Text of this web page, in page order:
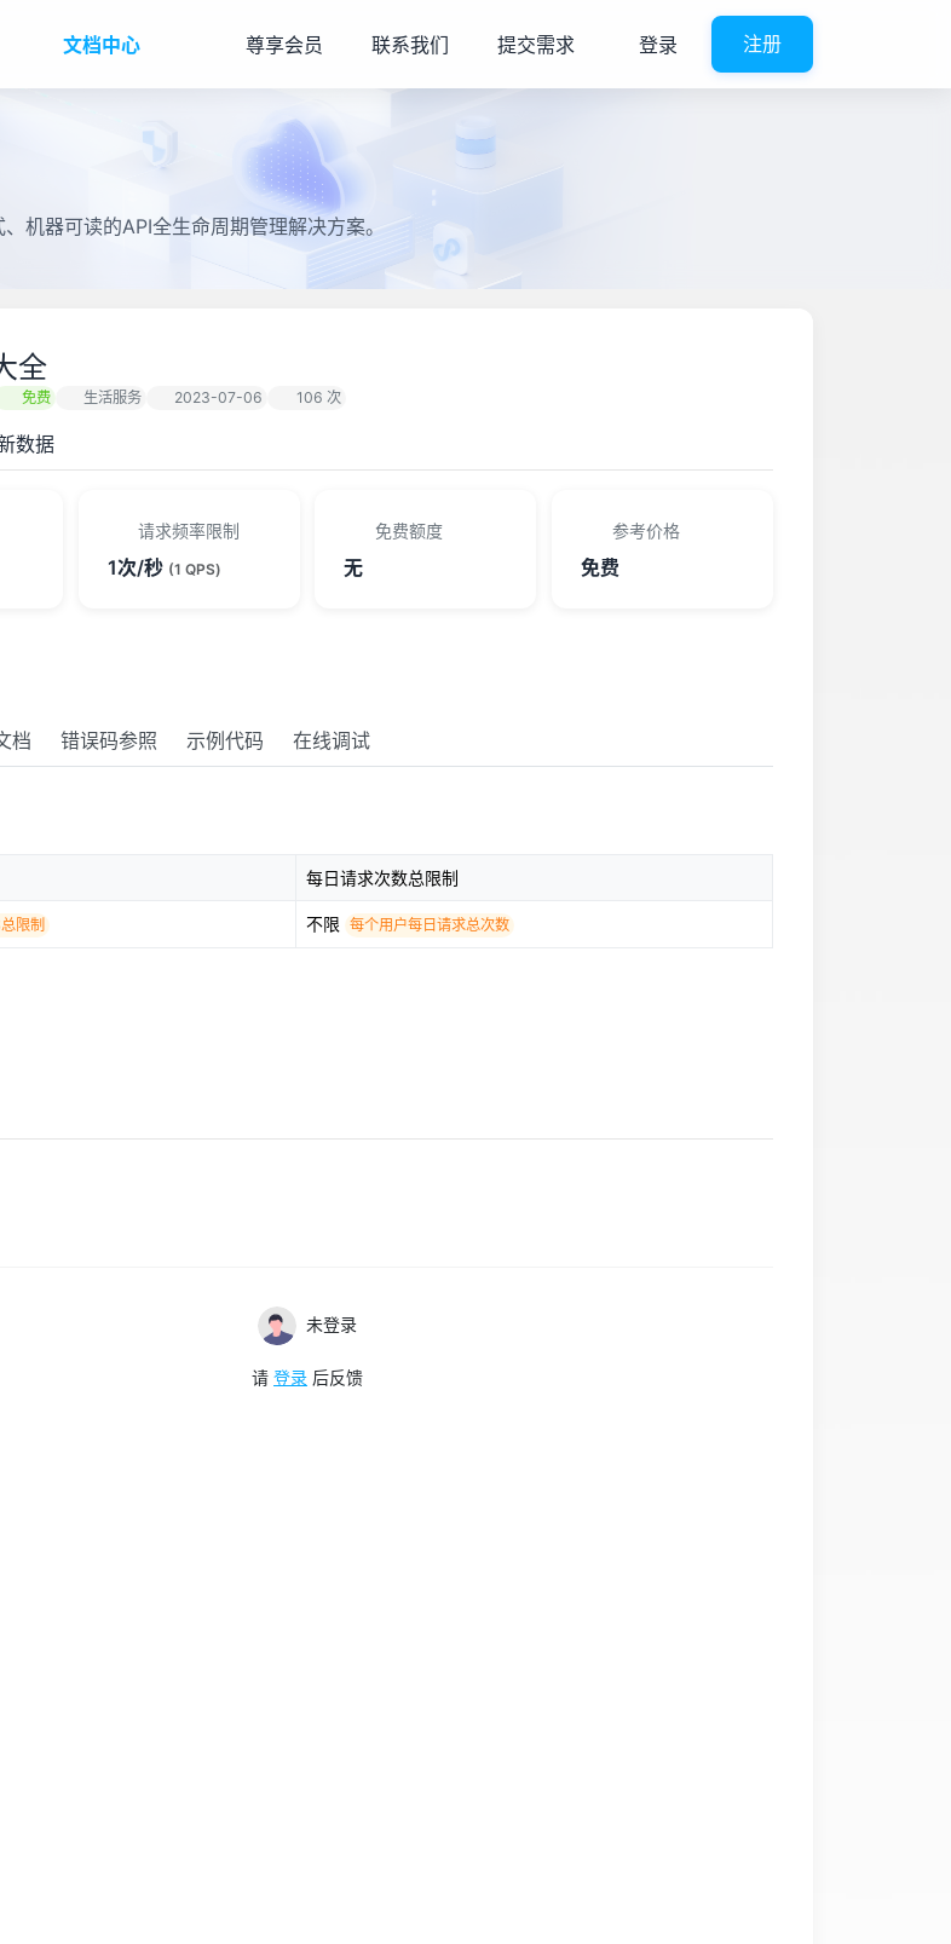
文档中心 尊享会员 联系我们 提交需求 登录 注册
机器可读的API全生命周期管理解决方案。
全
免费 生活服务 2023-07-06 106 次
数据
请求频率限制
1次/秒 (1 QPS)
免费额度
无
参考价格
免费
档 错误码参照 示例代码 在线调试
每日请求次数总限制
限制 不限 每个用户每日请求总次数
未登录
请 登录 后反馈